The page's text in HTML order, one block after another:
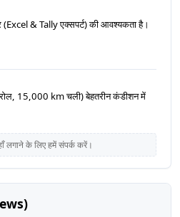
& Tally एक्सपर्ट) की आवश्यकता है।
15,000 km चली) बेहतरीन कंडीशन में
लगाने के लिए हमें संपर्क करें।